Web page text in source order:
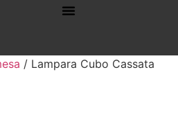
/ Lampara Cubo Cassata